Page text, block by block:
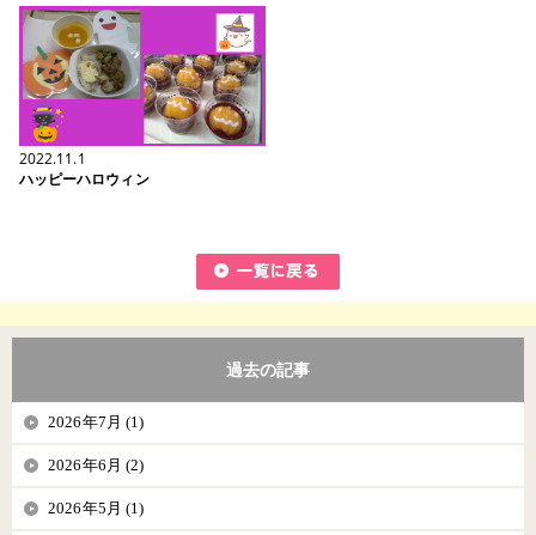
2022.11.1
ハッピーハロウィン
過去の記事
2026年7月 (1)
2026年6月 (2)
2026年5月 (1)